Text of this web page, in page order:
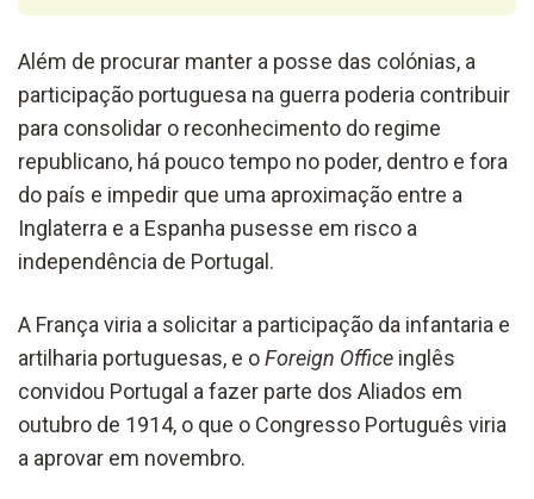
Além de procurar manter a posse das colónias, a
participação portuguesa na guerra poderia contribuir
para consolidar o reconhecimento do regime
republicano, há pouco tempo no poder, dentro e fora
do país e impedir que uma aproximação entre a
Inglaterra e a Espanha pusesse em risco a
independência de Portugal.
A França viria a solicitar a participação da infantaria e
artilharia portuguesas, e oForeign Office inglês
convidou Portugal a fazer parte dos Aliados em
outubro de 1914, o que o Congresso Português viria
a aprovar em novembro.